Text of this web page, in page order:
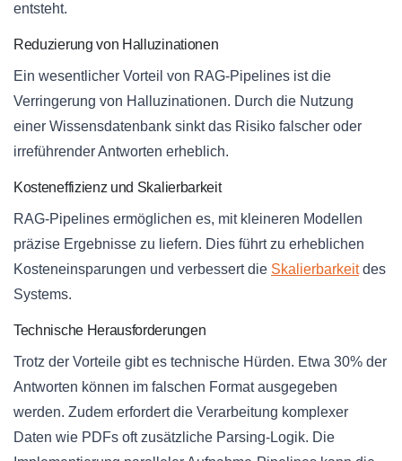
entsteht.
Reduzierung von Halluzinationen
Ein wesentlicher Vorteil von RAG-Pipelines ist die
Verringerung von Halluzinationen. Durch die Nutzung
einer Wissensdatenbank sinkt das Risiko falscher oder
irreführender Antworten erheblich.
Kosteneffizienz und Skalierbarkeit
RAG-Pipelines ermöglichen es, mit kleineren Modellen
präzise Ergebnisse zu liefern. Dies führt zu erheblichen
Kosteneinsparungen und verbessert die Skalierbarkeitdes
Systems.
Technische Herausforderungen
Trotz der Vorteile gibt es technische Hürden. Etwa 30% der
Antworten können im falschen Format ausgegeben
werden. Zudem erfordert die Verarbeitung komplexer
Daten wie PDFs oft zusätzliche Parsing-Logik. Die